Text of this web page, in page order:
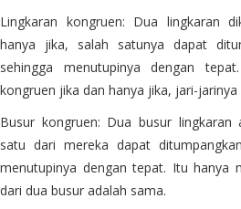
Lingkaran kongruen: Dua lingkaran
hanya jika, salah satunya dapat
sehingga menutupinya dengan
kongruen jika dan hanya jika, jari-jarinya
Busur kongruen: Dua busur lingkaran
satu dari mereka dapat
menutupinya dengan tepat. Itu hanya
dari dua busur adalah sama.